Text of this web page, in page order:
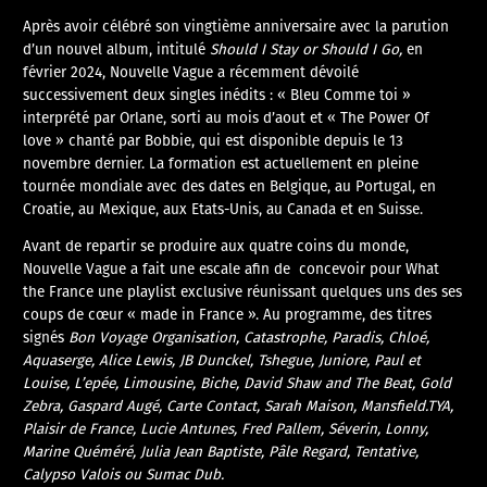
Après avoir célébré son vingtième anniversaire avec la parution
d’un nouvel album, intitulé Should I Stay or Should I Go, en
février 2024, Nouvelle Vague a récemment dévoilé
successivement deux singles inédits : « Bleu Comme toi »
interprété par Orlane, sorti au mois d’aout et « The Power Of
love » chanté par Bobbie, qui est disponible depuis le 13
novembre dernier. La formation est actuellement en pleine
tournée mondiale avec des dates en Belgique, au Portugal, en
Croatie, au Mexique, aux Etats-Unis, au Canada et en Suisse.
Avant de repartir se produire aux quatre coins du monde,
Nouvelle Vague a fait une escale afin de concevoir pour What
the France une playlist exclusive réunissant quelques uns des ses
coups de cœur « made in France ». Au programme, des titres
signés Bon Voyage Organisation, Catastrophe, Paradis, Chloé,
Aquaserge, Alice Lewis, JB Dunckel, Tshegue, Juniore, Paul et
Louise, L’epée, Limousine, Biche, David Shaw and The Beat, Gold
Zebra, Gaspard Augé, Carte Contact, Sarah Maison, Mansfield.TYA,
Plaisir de France, Lucie Antunes, Fred Pallem, Séverin, Lonny,
Marine Quéméré, Julia Jean Baptiste, Pâle Regard, Tentative,
Calypso Valois ou Sumac Dub.